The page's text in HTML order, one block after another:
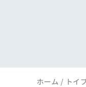
ホーム トイ